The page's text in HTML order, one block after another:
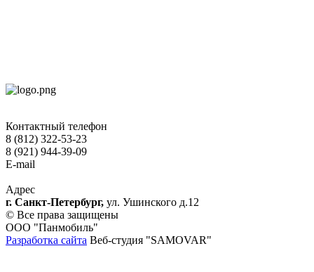
Контактный телефон
8 (812) 322-53-23
8 (921) 944-39-09
E-mail
Адрес
г. Санкт-Петербург, ул. Ушинского д.12
© Все права защищены
ООО "Панмобиль"
Разработка сайта Веб-студия "SAMOVAR"